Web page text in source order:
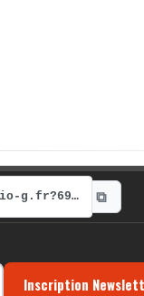
https://radio-g.fr?6956 ⧉
Inscription